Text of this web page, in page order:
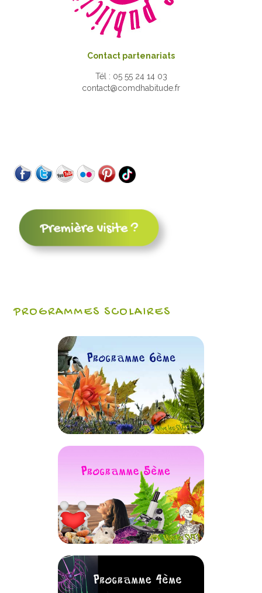
Contact partenariats
Tél : 05 55 24 14 03
contact@comdhabitude.fr
PROGRAMMES SCOLAIRES